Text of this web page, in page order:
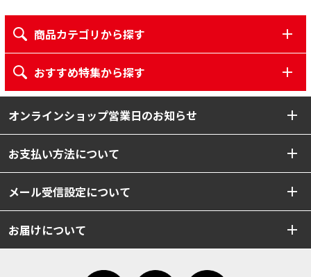
商品カテゴリから探す
おすすめ特集から探す
オンラインショップ営業日のお知らせ
お支払い方法について
メール受信設定について
お届けについて